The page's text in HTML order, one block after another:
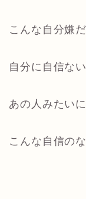
こんな自分嫌
自分に自信な
あの人みたい
こんな自信の